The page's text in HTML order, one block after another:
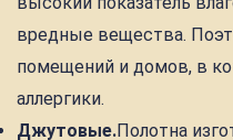
вредные вещества.
помещений и домов, в
аллергики.
Джутовые.Полотна